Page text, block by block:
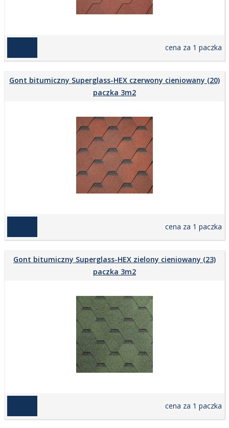
cena za 1 paczka
Gont bitumiczny Superglass-HEX czerwony cieniowany (20)
paczka 3m2
cena za 1 paczka
Gont bitumiczny Superglass-HEX zielony cieniowany (23)
paczka 3m2
cena za 1 paczka